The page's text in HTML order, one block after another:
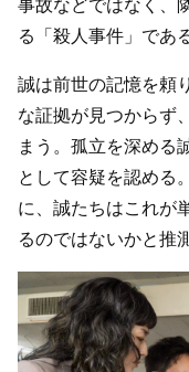
る「殺人事件」であ
誠は前世の記憶を頼
な証拠が見つからず
まう。孤立を深める
として容疑を認める
に、誠たちはこれが
るのではないかと推